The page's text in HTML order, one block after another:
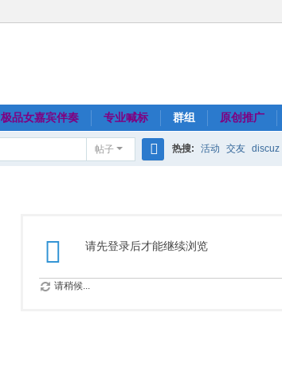
极品女嘉宾伴奏 专业喊标 群组 原创推广
帖子 热搜: 活动 交友 discuz
请先登录后才能继续浏览
请稍候...